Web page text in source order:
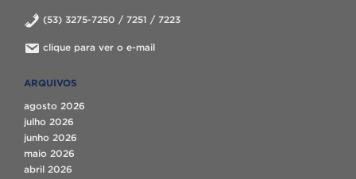
(53) 3275-7250 / 7251 / 7223
clique para ver o e-mail
ARQUIVOS
agosto 2026
julho 2026
junho 2026
maio 2026
abril 2026